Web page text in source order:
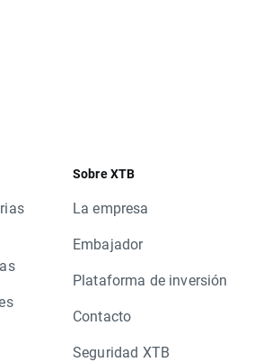
Sobre XTB
La empresa
Embajador
Plataforma de inversión
Contacto
Seguridad XTB